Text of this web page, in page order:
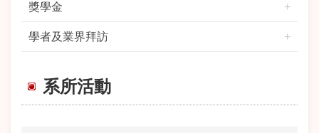
獎學金
學者及業界拜訪
系所活動